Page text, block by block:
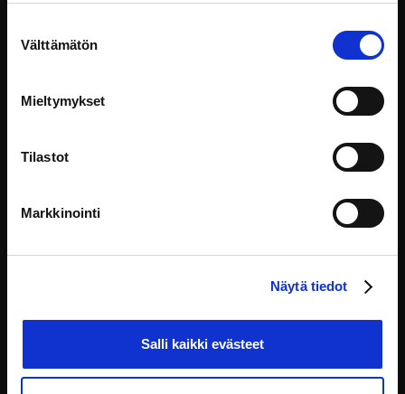
valinta
Välttämätön
Mieltymykset
Tilastot
Markkinointi
Näytä tiedot
Salli kaikki evästeet
säädösvalmistelussa
Lapsilla ja nuorilla on oikeus osallistua ja tulla kuulluiksi,